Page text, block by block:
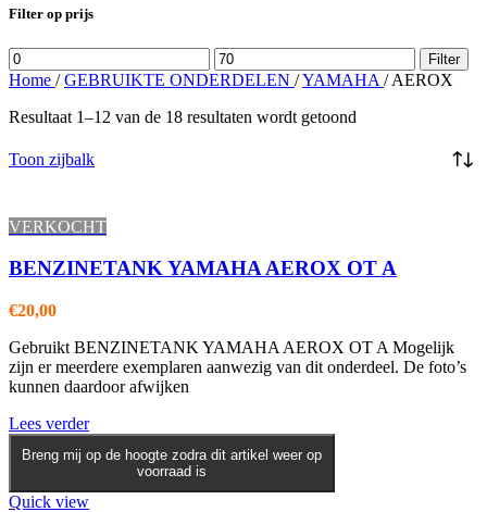
Filter op prijs
Min.
prijs
Max.
prijs
Filter
Home / GEBRUIKTE ONDERDELEN /YAMAHA / AEROX
Resultaat 1–12 van de 18 resultaten wordt getoond
Toon zijbalk
VERKOCHT
BENZINETANK YAMAHA AEROX OT A
€20,00
Gebruikt BENZINETANK YAMAHA AEROX OT A Mogelijk
zijn er meerdere exemplaren aanwezig van dit onderdeel. De foto’s
kunnen daardoor afwijken
Lees verder
Breng mij op de hoogte zodra dit artikel weer op
voorraad is
Quick view